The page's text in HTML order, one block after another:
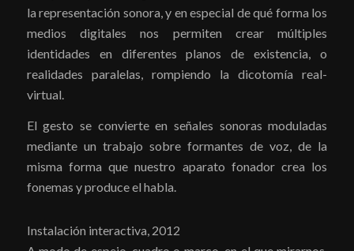
la representación sonora, y en especial de qué forma los
medios digitales nos permiten crear múltiples
identidades en diferentes planos de existencia, o
realidades paralelas, rompiendo la dicotomía real-
virtual.
El gesto se convierte en señales sonoras moduladas
mediante un trabajo sobre formantes de voz, de la
misma forma que nuestro aparato fonador crea los
fonemas y produce el habla.
Instalación interactiva, 2012